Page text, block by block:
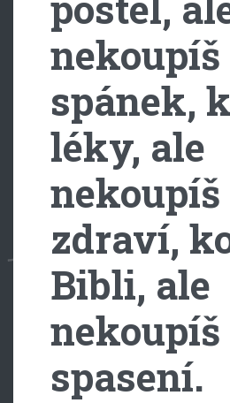
nekoupíš
spánek,
léky, ale
nekoupíš
zdraví,
Bibli, ale
nekoupíš
spasení.